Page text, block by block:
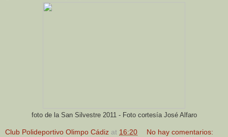
foto de la San Silvestre 2011 - Foto cortesía José Alfaro
Club Polideportivo Olimpo Cádiz at 16:20 No hay comentarios: